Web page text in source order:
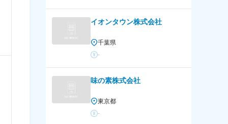
イオンタウン株式会社
千葉県
-
味の素株式会社
東京都
-